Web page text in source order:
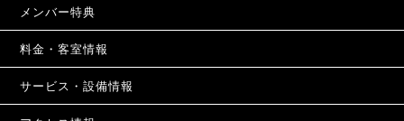
メンバー特典
料金・客室情報
サービス・設備情報